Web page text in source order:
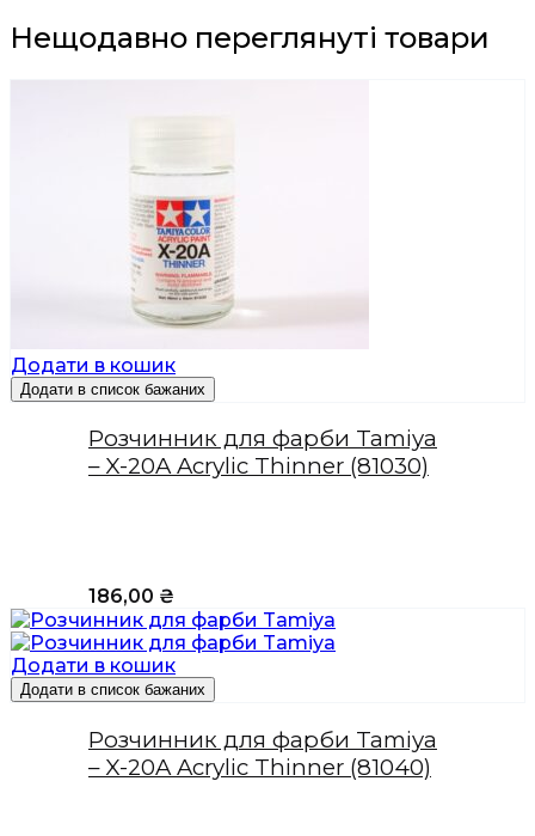
Нещодавно переглянуті товари
Додати в кошик
Додати в список бажаних
Розчинник для фарби Tamiya
– X-20A Acrylic Thinner (81030)
186,00 ₴
Додати в кошик
Додати в список бажаних
Розчинник для фарби Tamiya
– X-20A Acrylic Thinner (81040)